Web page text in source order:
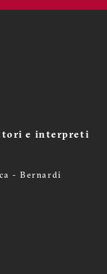
e interpreti
- Bernardi